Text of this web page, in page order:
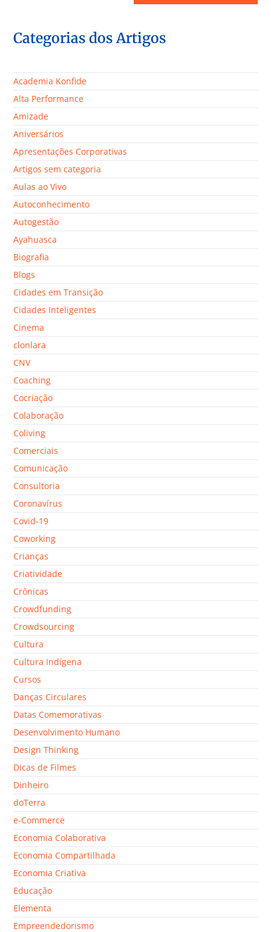
Categorias dos Artigos
Academia Konfide
Alta Performance
Amizade
Aniversários
Apresentações Corporativas
Artigos sem categoria
Aulas ao Vivo
Autoconhecimento
Autogestão
Ayahuasca
Biografia
Blogs
Cidades em Transição
Cidades Inteligentes
Cinema
clonlara
CNV
Coaching
Cocriação
Colaboração
Coliving
Comerciais
Comunicação
Consultoria
Coronavírus
Covid-19
Coworking
Crianças
Criatividade
Crônicas
Crowdfunding
Crowdsourcing
Cultura
Cultura Indígena
Cursos
Danças Circulares
Datas Comemorativas
Desenvolvimento Humano
Design Thinking
Dicas de Filmes
Dinheiro
doTerra
e-Commerce
Economia Colaborativa
Economia Compartilhada
Economia Criativa
Educação
Elementa
Empreendedorismo